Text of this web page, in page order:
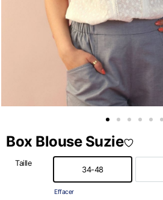
Box Blouse Suzie
Taille
34-48
Effacer